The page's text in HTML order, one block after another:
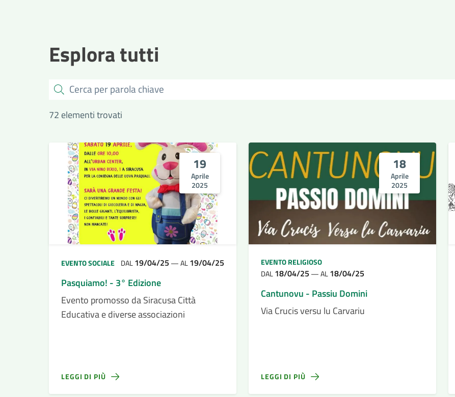
Esplora tutti
Cerca
72 elementi trovati
19
Aprile
2025
EVENTO SOCIALE DAL19/04/25 —AL19/04/25
Pasquiamo! - 3° Edizione
Evento promosso da Siracusa Città
Educativa e diverse associazioni
LEGGI DI PIÙ
18
Aprile
2025
EVENTO RELIGIOSO
DAL18/04/25 —AL18/04/25
Cantunovu - Passiu Domini
Via Crucis versu lu Carvariu
LEGGI DI PIÙ